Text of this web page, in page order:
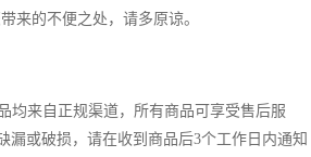
来的不便之处，请多原谅。
均来自正规渠道，所有商品可享受售后服
漏或破损，请在收到商品后3个工作日内通知